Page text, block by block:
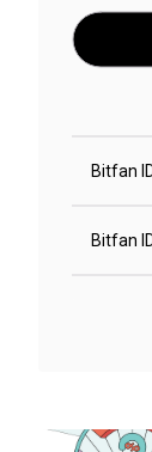
Bitfan
Bitfan